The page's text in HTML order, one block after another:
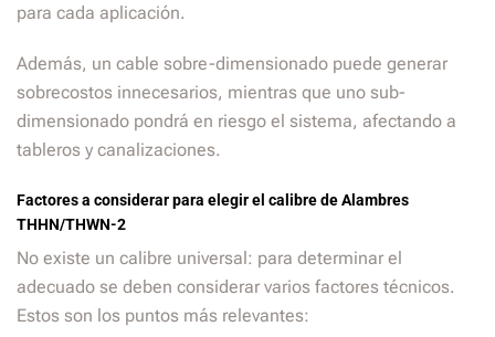
para cada aplicación.
Además, un cable sobre-dimensionado puede generar
sobrecostos innecesarios, mientras que uno sub-
dimensionado pondrá en riesgo el sistema, afectando a
tableros y canalizaciones.
Factores a considerar para elegir el calibre de Alambres
THHN/THWN-2
No existe un calibre universal: para determinar el
adecuado se deben considerar varios factores técnicos.
Estos son los puntos más relevantes: